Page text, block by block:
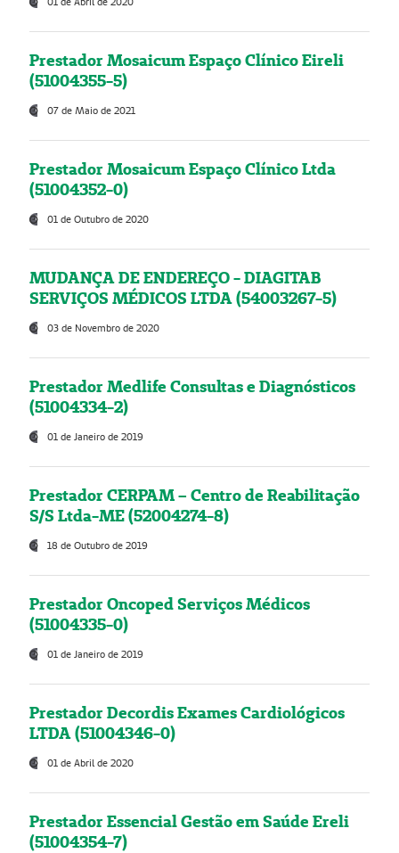
Prestador Mosaicum Espaço Clínico Eireli
(51004355-5)
07 de Maio de 2021
Prestador Mosaicum Espaço Clínico Ltda
(51004352-0)
01 de Outubro de 2020
MUDANÇA DE ENDEREÇO - DIAGITAB
SERVIÇOS MÉDICOS LTDA (54003267-5)
03 de Novembro de 2020
Prestador Medlife Consultas e Diagnósticos
(51004334-2)
01 de Janeiro de 2019
Prestador CERPAM – Centro de Reabilitação
S/S Ltda-ME (52004274-8)
18 de Outubro de 2019
Prestador Oncoped Serviços Médicos
(51004335-0)
01 de Janeiro de 2019
Prestador Decordis Exames Cardiológicos
LTDA (51004346-0)
01 de Abril de 2020
Prestador Essencial Gestão em Saúde Ereli
(51004354-7)